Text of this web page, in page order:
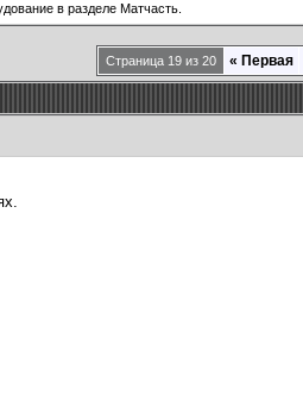
в разделе Матчасть.
Страница 19 из 20 « Первая